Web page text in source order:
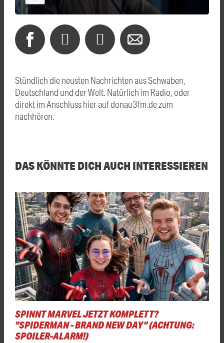
Stündlich die neusten Nachrichten aus Schwaben,
Deutschland und der Welt. Natürlich im Radio, oder
direkt im Anschluss hier auf donau3fm.de zum
nachhören.
DAS KÖNNTE DICH AUCH INTERESSIEREN
SPINNT MARVEL JETZT KOMPLETT?
"SPIDERMAN - BRAND NEW DAY" (ACHTUNG:
SPOILER-ALARM!)